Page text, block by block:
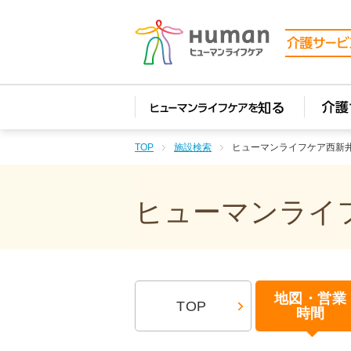
TOP 施設検索 ヒューマンライフケア西新
ヒューマンライ
TOP
地図・営業
時間